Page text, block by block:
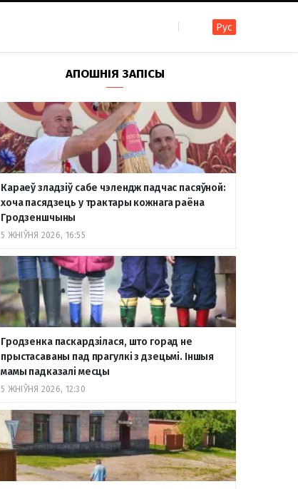
F
a
c
e
I
n
s
t
g
r
m
T
e
l
e
r
R
S
S
Y
o
u
T
b
В
к
о
н
а
к
е
Рус
АПОШНІЯ ЗАПІСЫ
Караеў зладзіў сабе чэлендж падчас пасяўной:
хоча пасядзець у трактары кожнага раёна
Гродзеншчыны
5 ЖНІЎНЯ 2026, 16:55
Гродзенка паскардзілася, што горад не
прыстасаваны пад прагулкі з дзецьмі. Іншыя
мамы падказалі месцы
5 ЖНІЎНЯ 2026, 12:30